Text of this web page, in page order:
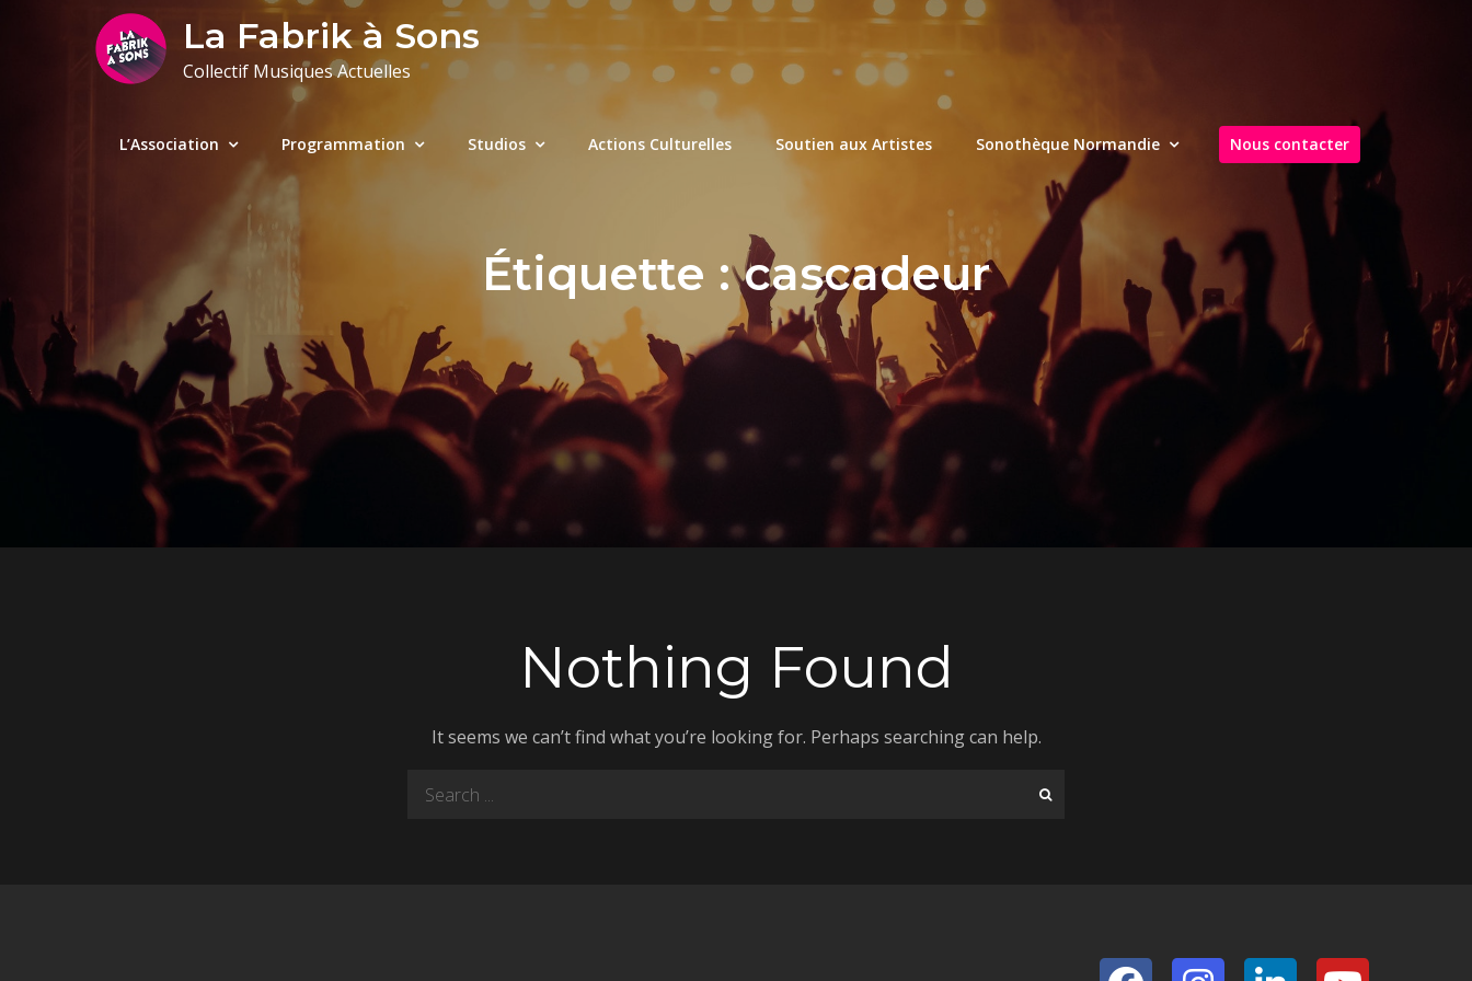
La Fabrik à Sons
Collectif Musiques Actuelles
L’Association Programmation Studios Actions Culturelles Soutien aux Artistes Sonothèque Normandie Nous contacter
Étiquette :cascadeur
Nothing Found
It seems we can’t find what you’re looking for. Perhaps searching can help.
Search